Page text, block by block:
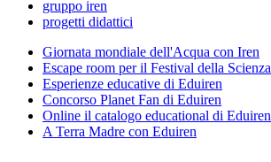
gruppo iren
progetti didattici
Giornata mondiale dell'Acqua con Iren
Escape room per il Festival della Scienza
Esperienze educative di Eduiren
Concorso Planet Fan di Eduiren
Online il catalogo educational di Eduiren
A Terra Madre con Eduiren